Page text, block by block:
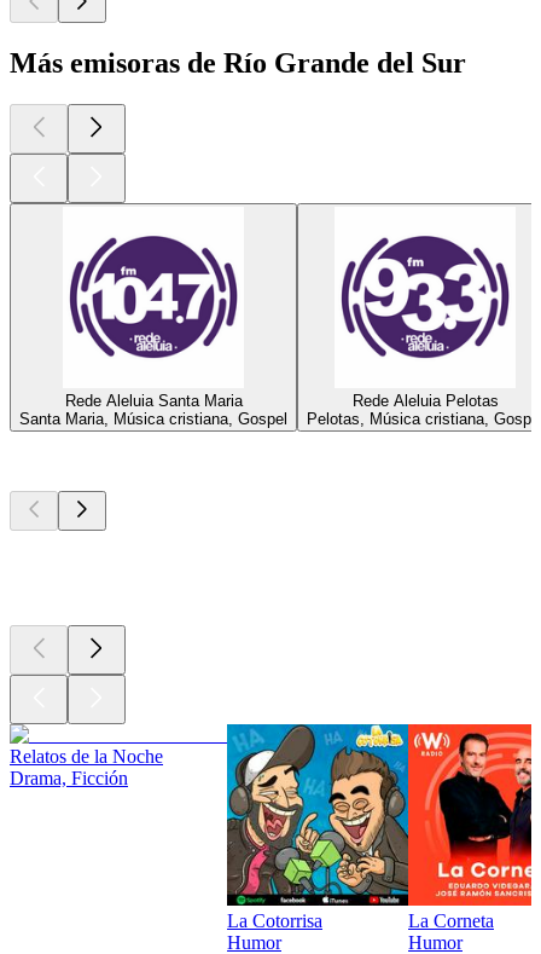
Más emisoras de Río Grande del Sur
Rede Aleluia Santa Maria
Santa Maria, Música cristiana, Gospel
Rede Aleluia Pelotas
Pelotas, Música cristiana,
Relatos de la Noche
Drama, Ficción
La Cotorrisa
Humor
La Corneta
Humor